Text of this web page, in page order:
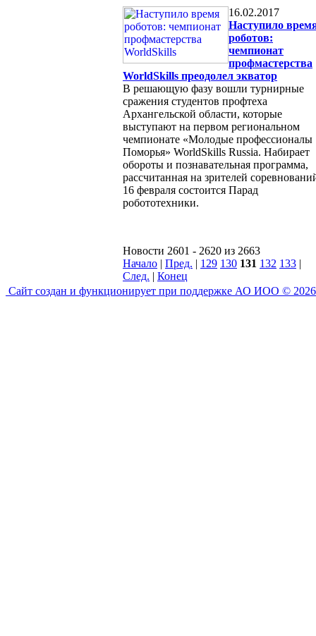
16.02.2017
Наступило
роботов:
чемпионат
профмастерства
WorldSkills преодолел экватор
В решающую фазу вошли турнирные
сражения студентов профтеха
Архангельской области, которые
выступают на первом региональном
чемпионате «Молодые профессионалы
Поморья» WorldSkills Russia. Набирает
обороты и познавательная программа,
рассчитанная на зрителей
16 февраля состоится Парад
робототехники.
Новости 2601 - 2620 из 2663
Начало | Пред. | 129 130 131 132 133 |
След. | Конец
Сайт создан и функционирует при поддержке АО ИОО © 2026